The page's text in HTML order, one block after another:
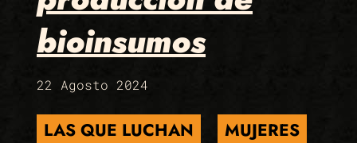
bioinsumos
22 Agosto 2024
LAS QUE LUCHAN
MUJERES